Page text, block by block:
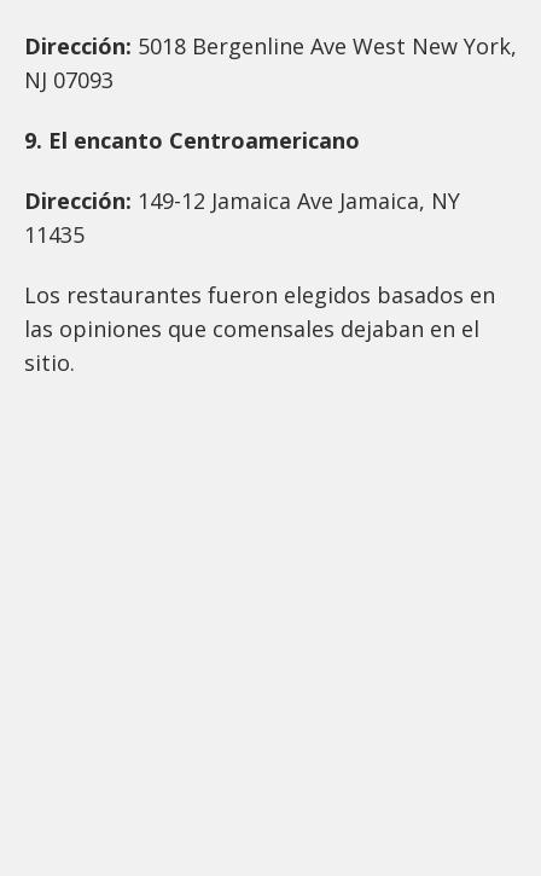
Dirección: 5018 Bergenline Ave West New York,
NJ 07093
9. El encanto Centroamericano
Dirección: 149-12 Jamaica Ave Jamaica, NY
11435
Los restaurantes fueron elegidos basados en
las opiniones que comensales dejaban en el
sitio.